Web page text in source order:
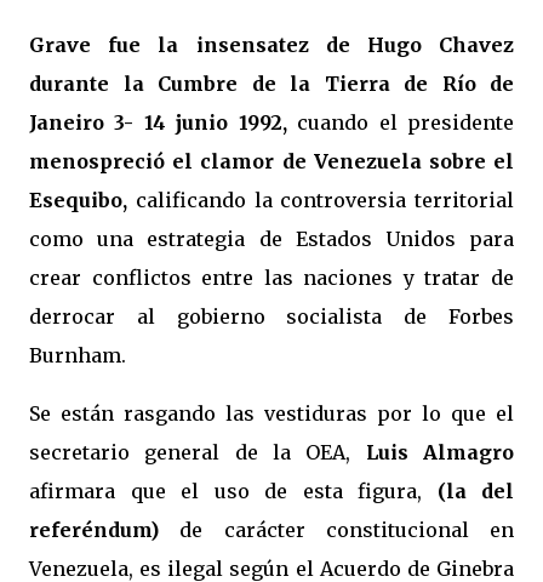
Grave fue la insensatez de Hugo Chavez
durante la Cumbre de la Tierra de Río de
Janeiro 3- 14 junio 1992,cuando el presidente
menospreció el clamor de Venezuela sobre el
Esequibo, calificando la controversia territorial
como una estrategia de Estados Unidos para
crear conflictos entre las naciones y tratar de
derrocar al gobierno socialista de Forbes
Burnham.
Se están rasgando las vestiduras por lo que el
secretario general de la OEA, Luis Almagro
afirmara que el uso de esta figura, (la del
referéndum) de carácter constitucional en
Venezuela, es ilegal según el Acuerdo de Ginebra